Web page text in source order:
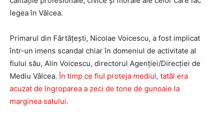
legea în Vâlcea.
Primarul din Fârtățești, Nicolae Voicescu, a fost implicat
într-un imens scandal chiar în domeniul de activitate al
fiului său, Alin Voicescu, directorul Agenției/Direcției de
Mediu Vâlcea. În timp ce fiul proteja mediul, tatăl era
acuzat de îngroparea a zeci de tone de gunoaie la
marginea satului.